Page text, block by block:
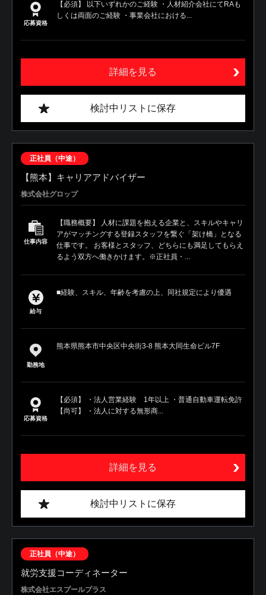
応募資格
【必須】 以下いずれかのご経験 ・人材紹介会社にてRAも
しくは両面のご経験 ・事業会社における...
詳細を見る
検討中リストに保存
正社員（中途）
【熊本】キャリアアドバイザー
株式会社グロップ
仕事内容
【職務概要】 人材に課題を抱える企業と、スキルやキャリ
アがマッチングする登録スタッフを繋ぐ「架け橋」となる
仕事です。 お客様とスタッフ、どちらにも満足してもらえ
るよう双方へ働きかけます。※正社員・...
給与
■経験、スキル、年齢を考慮の上、同社規定により優遇
勤務地
熊本県熊本市中央区中央街3-8 熊本大同生命ビル7F
応募資格
【必須】 ・法人営業経験 1年以上 ・普通自動車運転免許
【尚可】 ・法人に対する無形商...
詳細を見る
検討中リストに保存
正社員（中途）
就労支援コーディネーター
株式会社エスプールプラス